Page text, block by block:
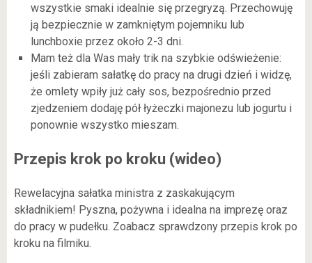
wszystkie smaki idealnie się przegryzą. Przechowuję
ją bezpiecznie w zamkniętym pojemniku lub
lunchboxie przez około 2-3 dni.
Mam też dla Was mały trik na szybkie odświeżenie:
jeśli zabieram sałatkę do pracy na drugi dzień i widzę,
że omlety wpiły już cały sos, bezpośrednio przed
zjedzeniem dodaję pół łyżeczki majonezu lub jogurtu i
ponownie wszystko mieszam.
Przepis krok po kroku (wideo)
Rewelacyjna sałatka ministra z zaskakującym
składnikiem! Pyszna, pożywna i idealna na imprezę oraz
do pracy w pudełku. Zoabacz sprawdzony przepis krok po
kroku na filmiku.